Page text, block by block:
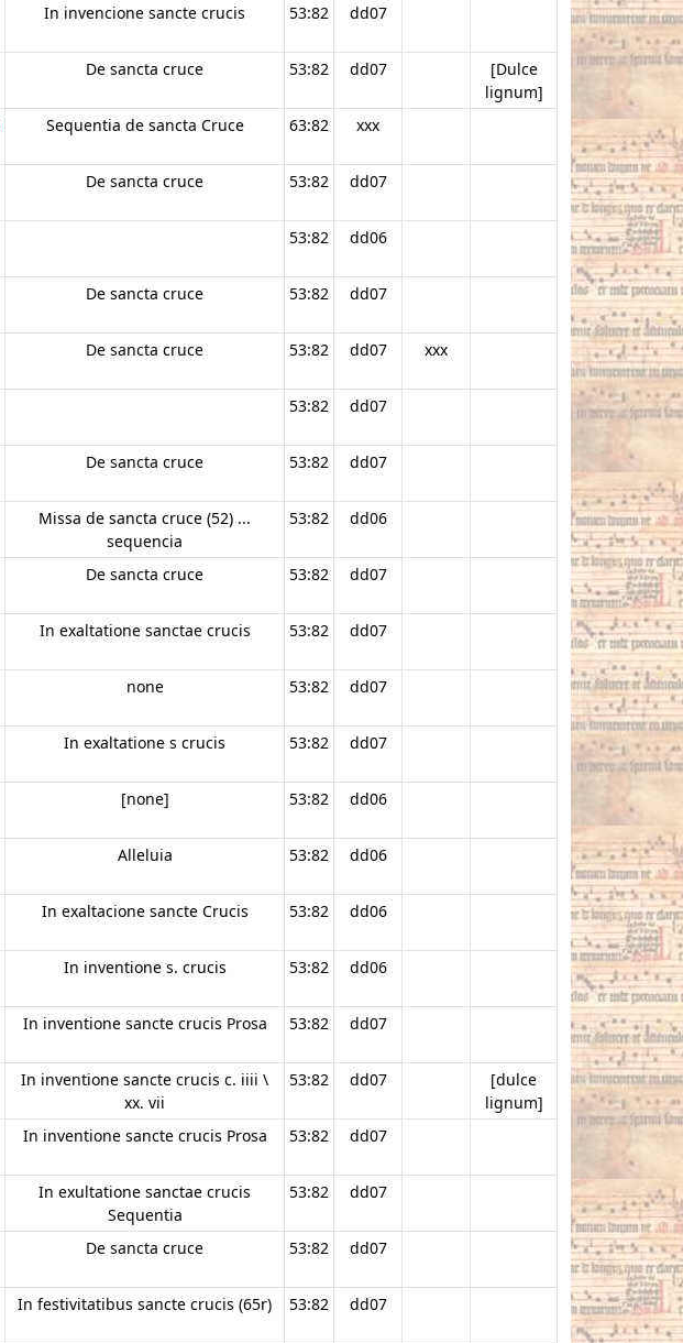
In invencione sancte crucis 53:82 dd07
De sancta cruce 53:82 dd07
[Dulce
lignum]
Sequentia de sancta Cruce 63:82 xxx
De sancta cruce 53:82 dd07
53:82 dd06
De sancta cruce 53:82 dd07
De sancta cruce 53:82 dd07 xxx
53:82 dd07
De sancta cruce 53:82 dd07
Missa de sancta cruce (52) ...
sequencia
53:82 dd06
De sancta cruce 53:82 dd07
In exaltatione sanctae crucis 53:82 dd07
none 53:82 dd07
In exaltatione s crucis 53:82 dd07
[none] 53:82 dd06
Alleluia 53:82 dd06
In exaltacione sancte Crucis 53:82 dd06
In inventione s. crucis 53:82 dd06
In inventione sancte crucis Prosa 53:82 dd07
In inventione sancte crucis c. iiii \
xx. vii
53:82 dd07
[dulce
lignum]
In inventione sancte crucis Prosa 53:82 dd07
In exultatione sanctae crucis
Sequentia
53:82 dd07
De sancta cruce 53:82 dd07
In festivitatibus sancte crucis (65r) 53:82 dd07